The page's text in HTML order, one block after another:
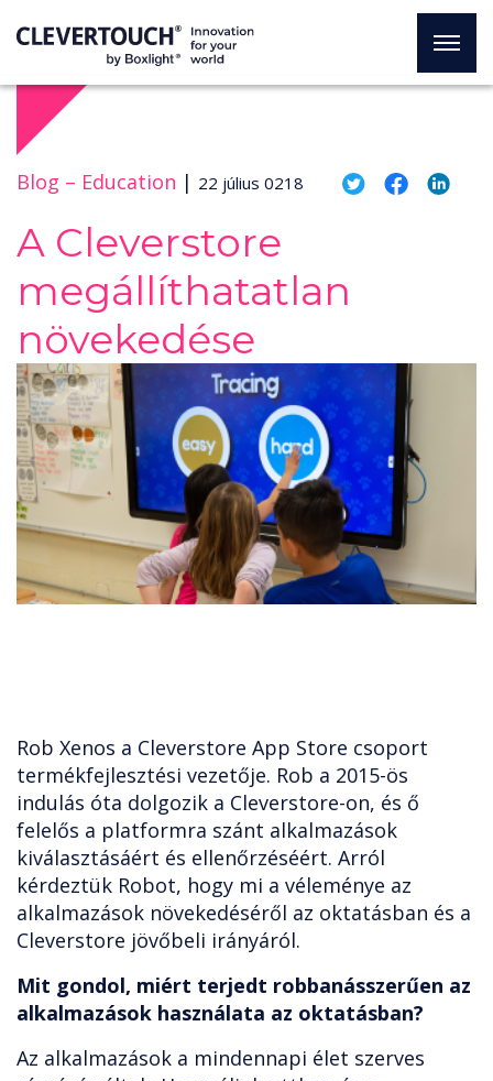
Blog – Education | 22 július 0218
A Cleverstore
megállíthatatlan
növekedése
Rob Xenos a Cleverstore App Store csoport
termékfejlesztési vezetője. Rob a 2015-ös
indulás óta dolgozik a Cleverstore-on, és ő
felelős a platformra szánt alkalmazások
kiválasztásáért és ellenőrzéséért. Arról
kérdeztük Robot, hogy mi a véleménye az
alkalmazások növekedéséről az oktatásban és a
Cleverstore jövőbeli irányáról.
Mit gondol, miért terjedt robbanásszerűen az
alkalmazások használata az oktatásban?
Az alkalmazások a mindennapi élet szerves